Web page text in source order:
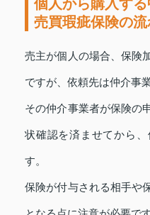
個人から購入す
売買瑕疵保険の流
売主が個人の場合、保険
ですが、依頼先は仲介事
その仲介事業者が保険の
状確認を済ませてから
す。
保険が付与される相手や